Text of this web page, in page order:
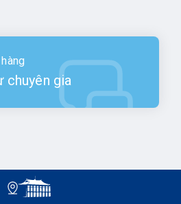
chuyên gia